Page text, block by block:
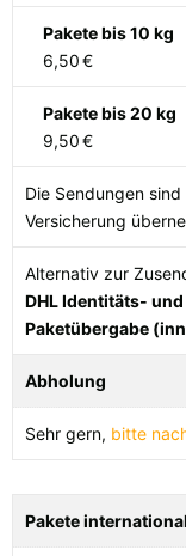
Pakete bis 10 kg
6,50€
Pakete bis 20 kg
9,50€
Die Sendungen
Versicherung
Alternativ zur
DHL Identitäts-
Paketübergabe
Abholung
Sehr gern, bitte
Pakete international